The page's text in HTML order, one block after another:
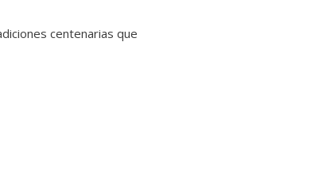
centenarias que